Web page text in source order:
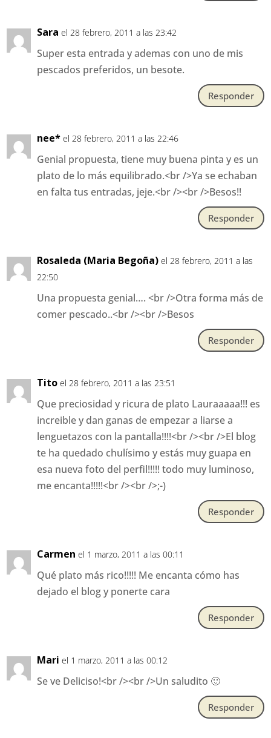
Sara el 28 febrero, 2011 a las 23:42
Super esta entrada y ademas con uno de mis
pescados preferidos, un besote.
Responder
nee* el 28 febrero, 2011 a las 22:46
Genial propuesta, tiene muy buena pinta y es un
plato de lo más equilibrado.<br />Ya se echaban
en falta tus entradas, jeje.<br /><br />Besos!!
Responder
Rosaleda (Maria Begoña) el 28 febrero, 2011 a las
22:50
Una propuesta genial…. <br />Otra forma más de
comer pescado..<br /><br />Besos
Responder
Tito el 28 febrero, 2011 a las 23:51
Que preciosidad y ricura de plato Lauraaaaa!!! es
increible y dan ganas de empezar a liarse a
lenguetazos con la pantalla!!!!<br /><br />El blog
te ha quedado chulísimo y estás muy guapa en
esa nueva foto del perfil!!!!! todo muy luminoso,
me encanta!!!!!<br /><br />;-)
Responder
Carmen el 1 marzo, 2011 a las 00:11
Qué plato más rico!!!!! Me encanta cómo has
dejado el blog y ponerte cara
Responder
Mari el 1 marzo, 2011 a las 00:12
Se ve Deliciso!<br /><br />Un saludito 🙂
Responder